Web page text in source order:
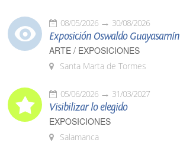
08/05/2026 30/08/2026
Exposición Oswaldo Guayasamín
ARTE / EXPOSICIONES
Santa Marta de Tormes
05/06/2026 31/03/2027
Visibilizar lo elegido
EXPOSICIONES
Salamanca